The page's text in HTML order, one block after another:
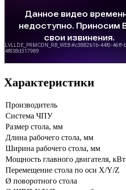
Характеристики
Производитель
Система ЧПУ
Размер стола, мм
Длина рабочего стола, мм
Ширина рабочего стола, мм
Мощность главного двигателя, кВт
Перемещение стола по оси X/Y/Z
Ø поворотного стола